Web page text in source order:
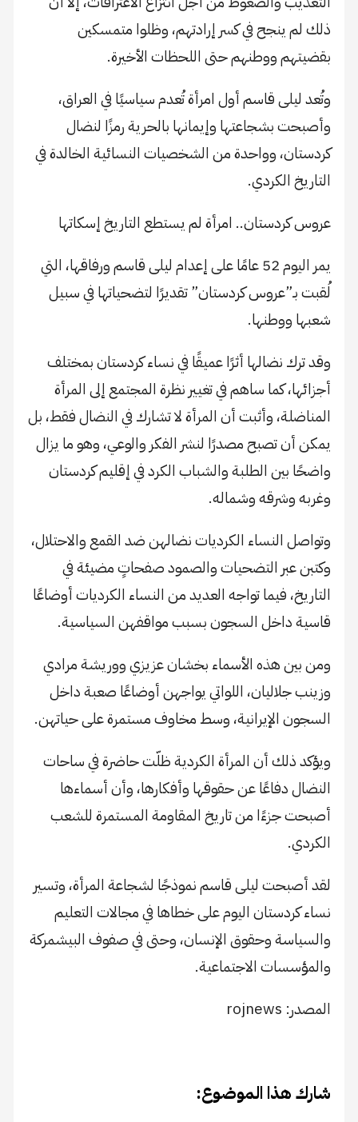
ذلك لم ينجح في كسر إرادتهم، وظلوا متمسكين
بقضيتهم ووطنهم حتى اللحظات الأخيرة.
وتُعد ليلى قاسم أول امرأة تُعدم سياسيًا في العراق،
وأصبحت بشجاعتها وإيمانها بالحرية رمزًا لنضال
كردستان، وواحدة من الشخصيات النسائية الخالدة في
التاريخ الكردي.
عروس كردستان.. امرأة لم يستطع التاريخ إسكاتها
يمر اليوم 52 عامًا على إعدام ليلى قاسم ورفاقها، التي
لُقبت بـ”عروس كردستان” تقديرًا لتضحياتها في سبيل
شعبها ووطنها.
وقد ترك نضالها أثرًا عميقًا في نساء كردستان بمختلف
أجزائها، كما ساهم في تغيير نظرة المجتمع إلى المرأة
المناضلة، وأثبت أن المرأة لا تشارك في النضال فقط، بل
يمكن أن تصبح مصدرًا لنشر الفكر والوعي، وهو ما يزال
واضحًا بين الطلبة والشباب الكرد في إقليم كردستان
وغربه وشرقه وشماله.
وتواصل النساء الكرديات نضالهن ضد القمع والاحتلال،
وكتبن عبر التضحيات والصمود صفحاتٍ مضيئة في
التاريخ، فيما تواجه العديد من النساء الكرديات أوضاعًا
قاسية داخل السجون بسبب مواقفهن السياسية.
ومن بين هذه الأسماء بخشان عزيزي ووريشة مرادي
وزينب جلاليان، اللواتي يواجهن أوضاعًا صعبة داخل
السجون الإيرانية، وسط مخاوف مستمرة على حياتهن.
ويؤكد ذلك أن المرأة الكردية ظلّت حاضرة في ساحات
النضال دفاعًا عن حقوقها وأفكارها، وأن أسماءها
أصبحت جزءًا من تاريخ المقاومة المستمرة للشعب
الكردي.
لقد أصبحت ليلى قاسم نموذجًا لشجاعة المرأة، وتسير
نساء كردستان اليوم على خطاها في مجالات التعليم
والسياسة وحقوق الإنسان، وحتى في صفوف البيشمركة
والمؤسسات الاجتماعية.
المصدر: rojnews
شارك هذا الموضوع: